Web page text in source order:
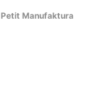
Petit Manufaktura